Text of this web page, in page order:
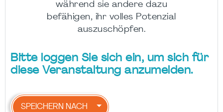
während sie andere dazu
befähigen, ihr volles Potenzial
auszuschöpfen.
Bitte loggen Sie sich ein, um sich für
diese Veranstaltung anzumelden.
SPEICHERN NACH